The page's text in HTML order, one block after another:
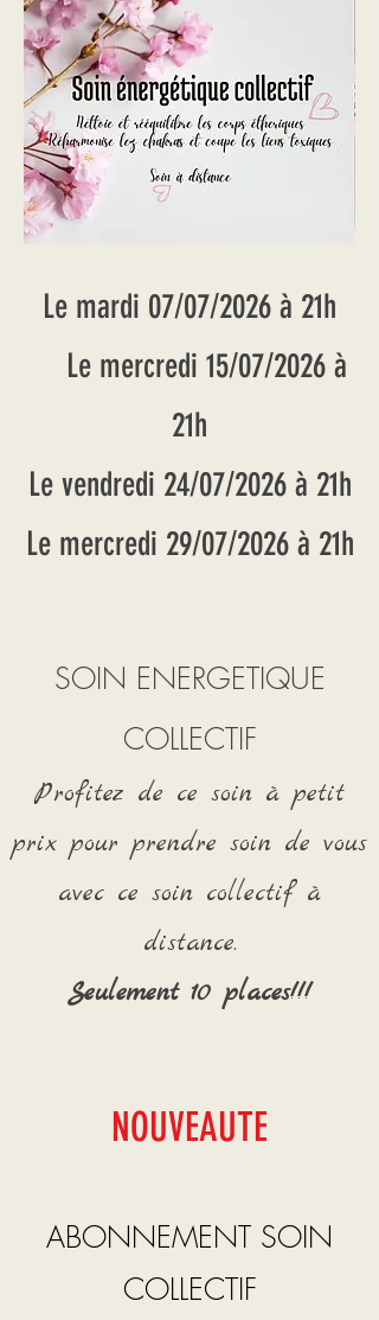
Le mardi 07/07/2026 à 21h
Le mercredi 15/07/2026 à
21h
Le vendredi 24/07/2026 à 21h
Le mercredi 29/07/2026 à 21h
SOIN ENERGETIQUE
COLLECTIF
Profitez de ce soin à petit
prix pour prendre soin de vous
avec ce soin collectif à
distance.
Seulement 10 places!!!
NOUVEAUTE
ABONNEMENT SOIN
COLLECTIF